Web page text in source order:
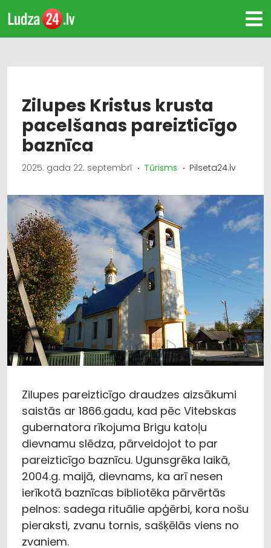
Zilupes Kristus krusta
pacelšanas pareizticīgo
baznīca
2025. gada 22. septembrī Tūrisms Pilseta24.lv
Zilupes pareizticīgo draudzes aizsākumi
saistās ar 1866.gadu, kad pēc Vitebskas
gubernatora rīkojuma Brigu katoļu
dievnamu slēdza, pārveidojot to par
pareizticīgo baznīcu. Ugunsgrēka laikā,
2004.g. maijā, dievnams, ka arī nesen
ierīkotā baznīcas bibliotēka pārvērtās
pelnos: sadega rituālie apģērbi, kora nošu
pieraksti, zvanu tornis, sašķēlās viens no
zvaniem.